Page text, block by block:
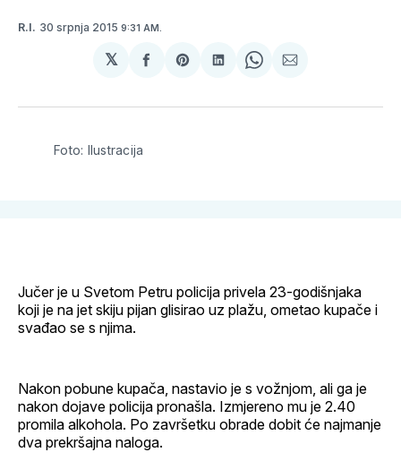
R.I. 30 srpnja 2015 9:31 AM.
𝕏
podijeliSharepodijeliSharepodijeli
Foto: Ilustracija
Jučer je u Svetom Petru policija privela 23-godišnjaka
koji je na jet skiju pijan glisirao uz plažu, ometao kupače i
svađao se s njima.
Nakon pobune kupača, nastavio je s vožnjom, ali ga je
nakon dojave policija pronašla. Izmjereno mu je 2.40
promila alkohola. Po završetku obrade dobit će najmanje
dva prekršajna naloga.